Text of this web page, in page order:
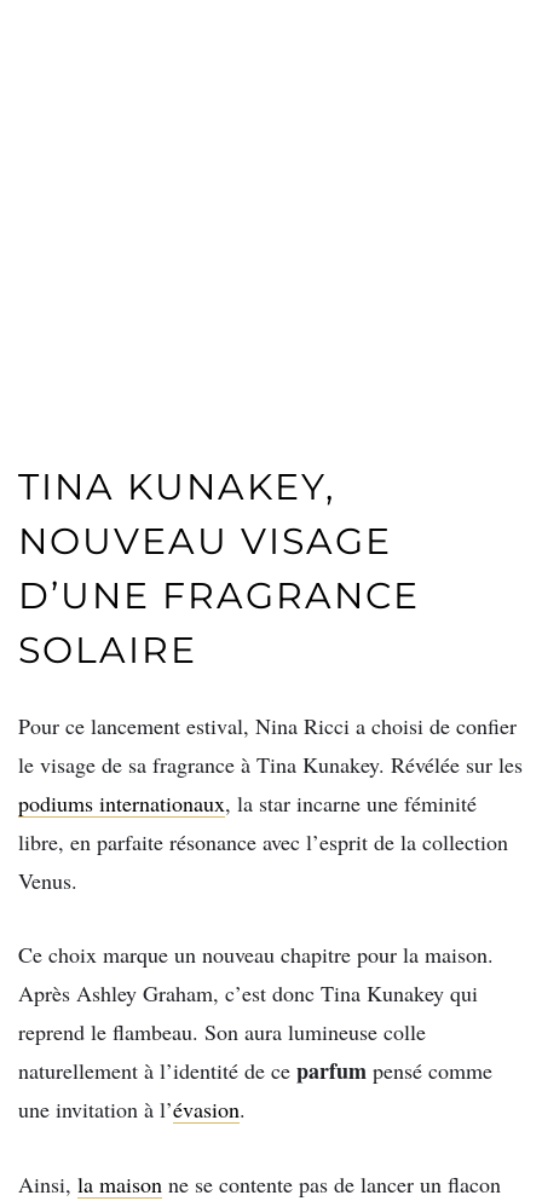
TINA KUNAKEY,
NOUVEAU VISAGE
D’UNE FRAGRANCE
SOLAIRE
Pour ce lancement estival, Nina Ricci a choisi de confier
le visage de sa fragrance à Tina Kunakey. Révélée sur les
podiums internationaux, la star incarne une féminité
libre, en parfaite résonance avec l’esprit de la collection
Venus.
Ce choix marque un nouveau chapitre pour la maison.
Après Ashley Graham, c’est donc Tina Kunakey qui
reprend le flambeau. Son aura lumineuse colle
naturellement à l’identité de ce parfum pensé comme
une invitation à l’évasion.
Ainsi, la maison ne se contente pas de lancer un flacon